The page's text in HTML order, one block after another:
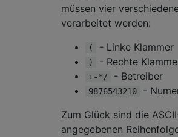
müssen vier
verarbeitet werden:
( - Linke Klammer
) - Rechte
+-*/ - Betreiber
9876543210
-
Zum Glück sind die
angegebenen